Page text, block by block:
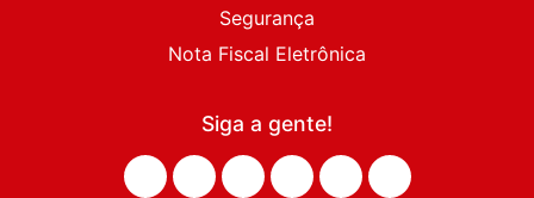
Segurança
Nota Fiscal Eletrônica
Siga a gente!